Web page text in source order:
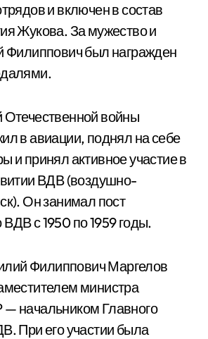
и включен в состав
Жукова. За мужество и
Филиппович был награжден
войны
в авиации, поднял на себе
и принял активное участие в
ВДВ (воздушно-
Он занимал пост
с 1950 по 1959 годы.
Филиппович Маргелов
министра
начальником Главного
При его участии была